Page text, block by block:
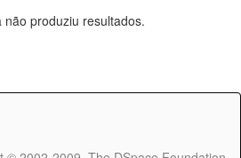
não produziu resultados.